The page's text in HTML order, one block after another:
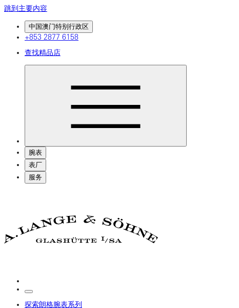
跳到主要内容
中国澳门特别行政区
+853 2877 6158
查找精品店
腕表
表厂
服务
探索朗格腕表系列